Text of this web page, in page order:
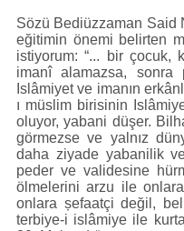
Sözü Bediüzzaman Said
eğitimin önemi belirten
istiyorum: “... bir çocuk,
imanî alamazsa,
Islâmiyet ve imanın
ı müslim birisinin
oluyor, yabani düşer.
görmezse ve yalnız
daha ziyade yabanilik
peder ve validesine
ölmelerini arzu ile
onlara șefaatçi değil,
terbiye-i islâmiye ile